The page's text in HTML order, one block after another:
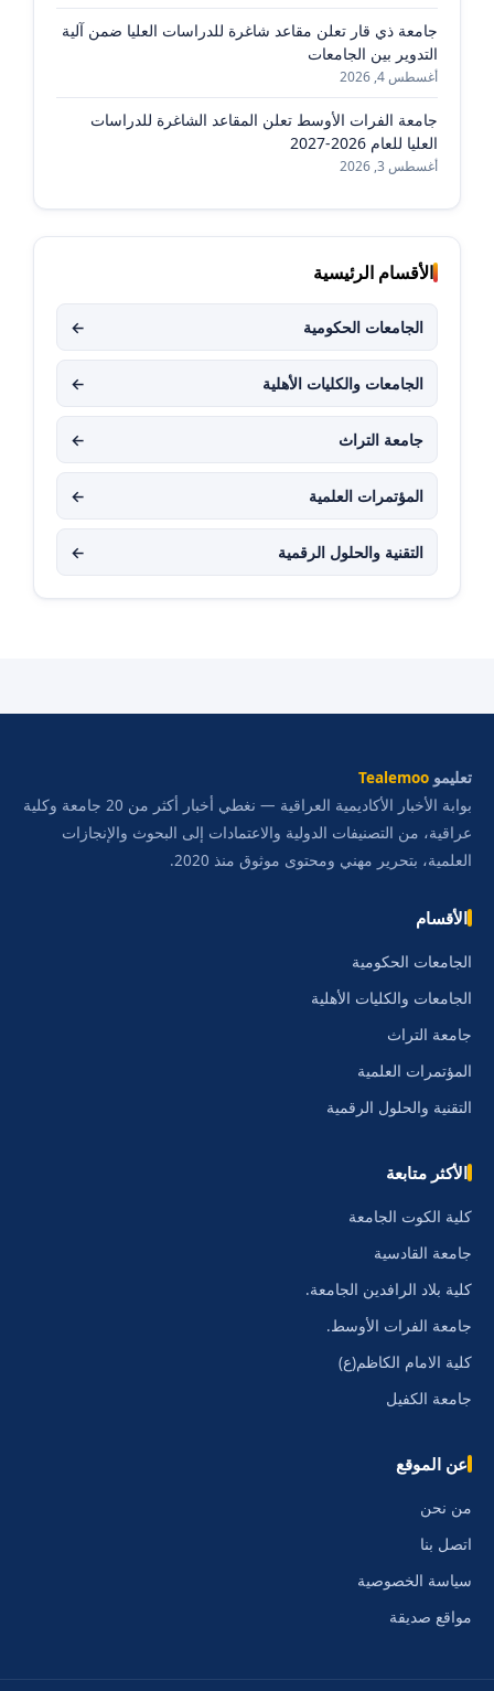
جامعة ذي قار تعلن مقاعد شاغرة للدراسات العليا ضمن آلية
التدوير بين الجامعات
أغسطس 4, 2026
جامعة الفرات الأوسط تعلن المقاعد الشاغرة للدراسات
العليا للعام 2026-2027
أغسطس 3, 2026
الأقسام الرئيسية
الجامعات الحكومية ←
الجامعات والكليات الأهلية ←
جامعة التراث ←
المؤتمرات العلمية ←
التقنية والحلول الرقمية ←
تعليمو Tealemoo
بوابة الأخبار الأكاديمية العراقية — نغطي أخبار أكثر من 20 جامعة وكلية
عراقية، من التصنيفات الدولية والاعتمادات إلى البحوث والإنجازات
العلمية، بتحرير مهني ومحتوى موثوق منذ 2020.
الأقسام
الجامعات الحكومية
الجامعات والكليات الأهلية
جامعة التراث
المؤتمرات العلمية
التقنية والحلول الرقمية
الأكثر متابعة
كلية الكوت الجامعة
جامعة القادسية
كلية بلاد الرافدين الجامعة.
جامعة الفرات الأوسط.
كلية الامام الكاظم(ع)
جامعة الكفيل
عن الموقع
من نحن
اتصل بنا
سياسة الخصوصية
مواقع صديقة